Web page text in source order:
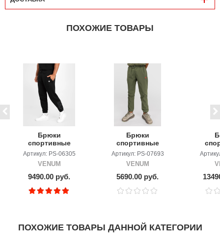
ПОХОЖИЕ ТОВАРЫ
Брюки
спортивные
Venum Silent
Power Black
Артикул: PS-06305
VENUM
9490.00 руб.
Брюки
спортивные
детские Venum
Vectra Army
Green/Orange
Артикул: PS-07693
VENUM
5690.00 руб.
Night
ПОХОЖИЕ ТОВАРЫ ДАННОЙ КАТЕГОРИИ